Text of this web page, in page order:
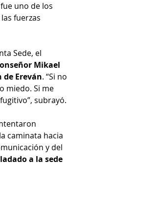
uno de los
fuerzas
Sede, el
Mikael
Ereván. “Si no
miedo. Si me
subrayó.
caminata hacia
y del
a la sede